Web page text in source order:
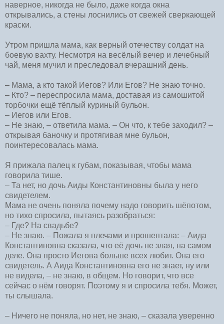
наверное, никогда не было, даже когда окна
открывались, а стены лоснились от свежей сверкающей
краски.
Утром пришла мама, как верный отечеству солдат на
боевую вахту. Несмотря на весёлый вечер и лечебный
чай, меня мучил и преследовал вчерашний день.
– Мама, а кто такой Иегов? Или Егов? Не знаю точно.
– Кто? – переспросила мама, доставая из самошитой
торбочки ещё тёплый куриный бульон.
– Иегов или Егов.
– Не знаю, – ответила мама. – Он что, к тебе заходил? –
открывая баночку и протягивая мне бульон,
поинтересовалась мама.
Я прижала палец к губам, показывая, чтобы мама
говорила тише.
– Та нет, но дочь Аиды Константиновны была у него
свидетелем.
Мама не очень поняла почему надо говорить шёпотом,
но тихо спросила, пытаясь разобраться:
– Где? На свадьбе?
– Не знаю. – Пожала я плечами и прошептала: – Аида
Константиновна сказала, что её дочь не злая, на самом
деле. Она просто Иегова больше всех любит. Она его
свидетель. А Аида Константиновна его не знает, ну или
не видела, – не знаю, в общем. Но говорит, что все
сейчас о нём говорят. Поэтому я и спросила тебя. Может,
ты слышала.
– Ничего не поняла, но нет, не знаю, – сказала уверенно